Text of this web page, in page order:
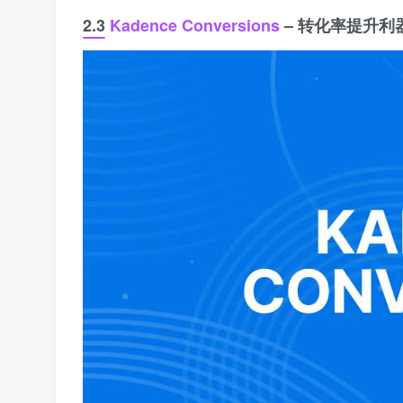
2.3 Kadence Conversions– 转化率提升利